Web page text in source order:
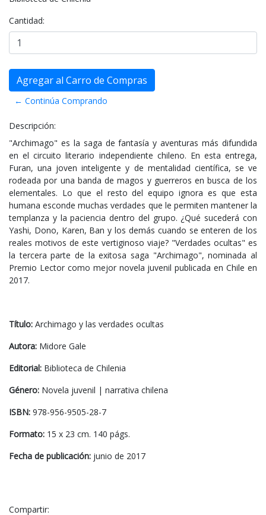
Cantidad:
← Continúa Comprando
Descripción:
"Archimago" es la saga de fantasía y aventuras más difundida
en el circuito literario independiente chileno. En esta entrega,
Furan, una joven inteligente y de mentalidad científica, se ve
rodeada por una banda de magos y guerreros en busca de los
elementales. Lo que el resto del equipo ignora es que esta
humana esconde muchas verdades que le permiten mantener la
templanza y la paciencia dentro del grupo. ¿Qué sucederá con
Yashi, Dono, Karen, Ban y los demás cuando se enteren de los
reales motivos de este vertiginoso viaje? "Verdades ocultas" es
la tercera parte de la exitosa saga "Archimago", nominada al
Premio Lector como mejor novela juvenil publicada en Chile en
2017.
Título: Archimago y las verdades ocultas
Autora: Midore Gale
Editorial: Biblioteca de Chilenia
Género: Novela juvenil | narrativa chilena
ISBN: 978-956-9505-28-7
Formato: 15 x 23 cm. 140 págs.
Fecha de publicación: junio de 2017
Compartir: